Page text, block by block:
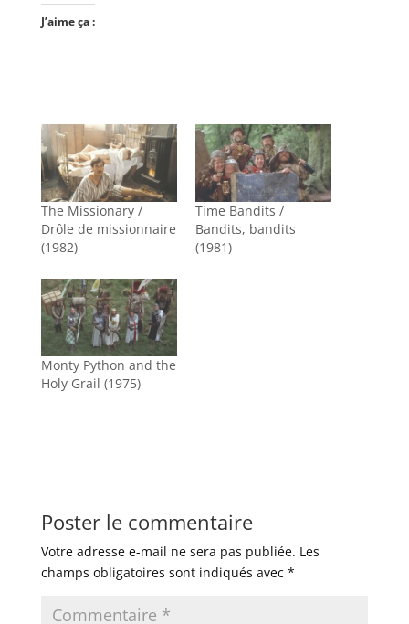
J’aime ça :
The Missionary /
Drôle de missionnaire
(1982)
Time Bandits /
Bandits, bandits
(1981)
Monty Python and the
Holy Grail (1975)
Poster le commentaire
Votre adresse e-mail ne sera pas publiée. Les
champs obligatoires sont indiqués avec *